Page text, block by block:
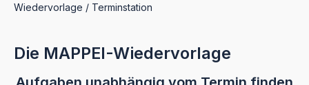
Wiedervorlage / Terminstation
Die MAPPEI-Wiedervorlage